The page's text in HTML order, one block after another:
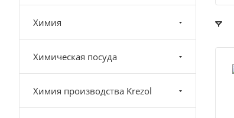
Химия
Химическая посуда
Химия производства Krezol